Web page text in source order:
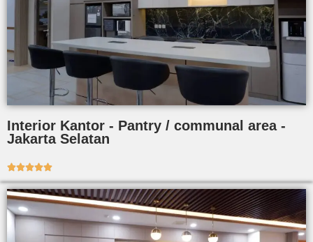
Interior Kantor - Pantry / communal area -
Jakarta Selatan
